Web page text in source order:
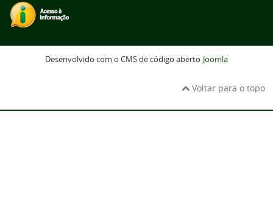
Desenvolvido com o CMS de código aberto Joomla
Voltar para o topo